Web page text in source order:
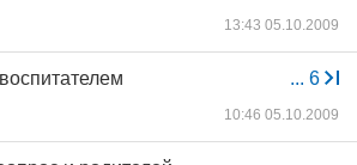
13:43 05.10.2009
... 6
10:46 05.10.2009